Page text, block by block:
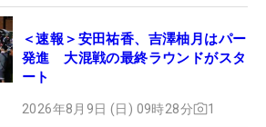
＜速報＞安田祐香、吉澤柚月はパー
発進 大混戦の最終ラウンドがスタ
ート
2026年8月9日 (日) 09時28分 1